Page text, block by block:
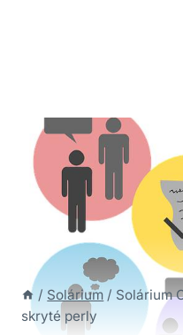
/ Solárium / Solárium
skryté perly